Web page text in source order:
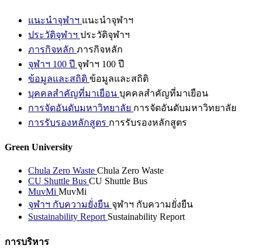
แนะนำจุฬาฯ แนะนำจุฬาฯ
ประวัติจุฬาฯ ประวัติจุฬาฯ
ภารกิจหลัก ภารกิจหลัก
จุฬาฯ 100 ปี จุฬาฯ 100 ปี
ข้อมูลและสถิติ ข้อมูลและสถิติ
บุคคลสำคัญที่มาเยือน บุคคลสำคัญที่มาเยือน
การจัดอันดับมหาวิทยาลัย การจัดอันดับมหาวิทยาลัย
การรับรองหลักสูตร การรับรองหลักสูตร
Green University
Chula Zero Waste Chula Zero Waste
CU Shuttle Bus CU Shuttle Bus
MuvMi MuvMi
จุฬาฯ กับความยั่งยืน จุฬาฯ กับความยั่งยืน
Sustainability Report Sustainability Report
การบริหาร